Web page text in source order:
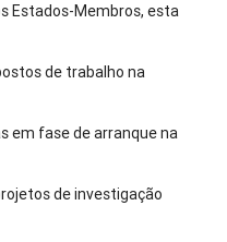
Estados-Membros, esta
de trabalho na
em fase de arranque na
de investigação